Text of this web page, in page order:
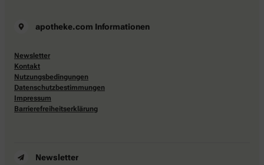
apotheke.com Informationen
Newsletter
Kontakt
Nutzungsbedingungen
Datenschutzbestimmungen
Impressum
Barrierefreiheitserklärung
Newsletter